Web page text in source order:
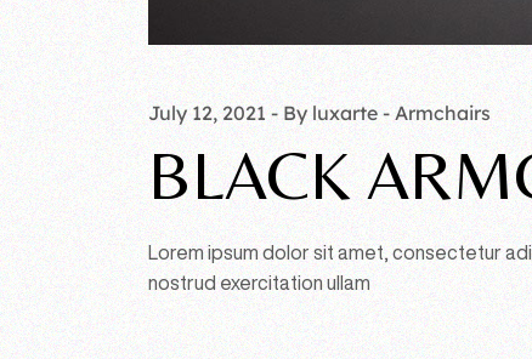
July 12, 2021 By luxarte Armchairs
BLACK
Lorem ipsum dolor sit amet, consectetur
nostrud exercitation ullam